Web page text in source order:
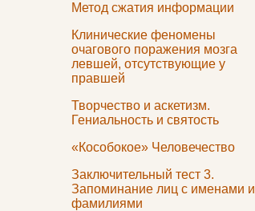
Метод сжатия информации
Клинические феномены
очагового поражения мозга
левшей, отсутствующие у
правшей
Творчество и аскетизм.
Гениальность и святость
«Кособокое» Человечество
Заключительный тест 3.
Запоминание лиц с именами и
фамилиями